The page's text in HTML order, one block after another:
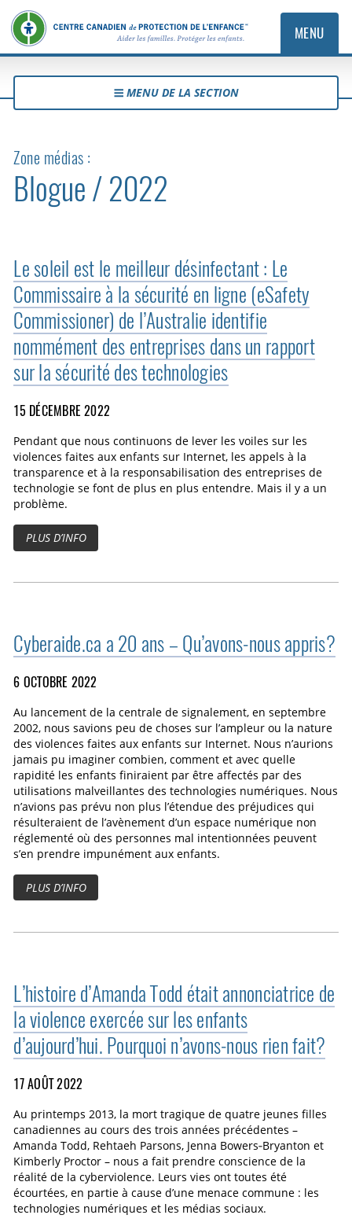
MENU
MENU DE LA SECTION
Zone médias :
Blogue / 2022
Le soleil est le meilleur désinfectant : Le
Commissaire à la sécurité en ligne (eSafety
Commissioner) de l’Australie identifie
nommément des entreprises dans un rapport
sur la sécurité des technologies
15 DÉCEMBRE 2022
Pendant que nous continuons de lever les voiles sur les
violences faites aux enfants sur Internet, les appels à la
transparence et à la responsabilisation des entreprises de
technologie se font de plus en plus entendre. Mais il y a un
problème.
PLUS D’INFO
Cyberaide.ca a 20 ans – Qu’avons‑nous appris?
6 OCTOBRE 2022
Au lancement de la centrale de signalement, en septembre
2002, nous savions peu de choses sur l’ampleur ou la nature
des violences faites aux enfants sur Internet. Nous n’aurions
jamais pu imaginer combien, comment et avec quelle
rapidité les enfants finiraient par être affectés par des
utilisations malveillantes des technologies numériques. Nous
n’avions pas prévu non plus l’étendue des préjudices qui
résulteraient de l’avènement d’un espace numérique non
réglementé où des personnes mal intentionnées peuvent
s’en prendre impunément aux enfants.
PLUS D’INFO
L’histoire d’Amanda Todd était annonciatrice de
la violence exercée sur les enfants
d’aujourd’hui. Pourquoi n’avons‑nous rien fait?
17 AOÛT 2022
Au printemps 2013, la mort tragique de quatre jeunes filles
canadiennes au cours des trois années précédentes –
Amanda Todd, Rehtaeh Parsons, Jenna Bowers‑Bryanton et
Kimberly Proctor – nous a fait prendre conscience de la
réalité de la cyberviolence. Leurs vies ont toutes été
écourtées, en partie à cause d’une menace commune : les
technologies numériques et les médias sociaux.